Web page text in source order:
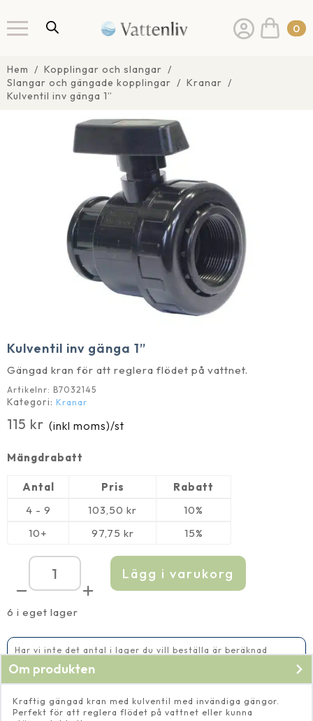
0
Hem
Kopplingar och slangar
Slangar och gängade kopplingar
Kranar
Kulventil inv gänga 1”
Kulventil inv gänga 1”
Gängad kran för att reglera flödet på vattnet.
Artikelnr: B7032145
Kategori: Kranar
115 kr (inkl moms)/st
Mängdrabatt
Antal Pris
Rabatt
4 - 9
103,50 kr
10%
10+
97,75 kr 15%
6 i eget lager
Kulventil
inv
gänga
1''
mängd
Lägg i varukorg
Har vi inte det antal i lager du vill beställa är beräknad
Om produkten
Kraftig gängad kran med kulventil med invändiga gängor.
Perfekt för att reglera flödet på vattnet eller kunna